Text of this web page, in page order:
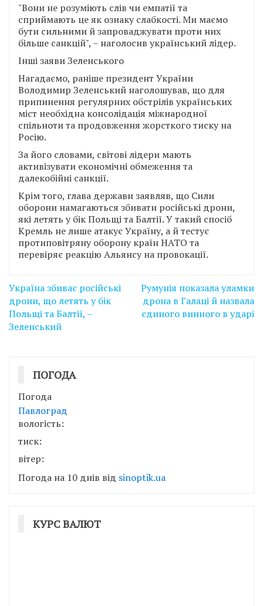
"Вони не розуміють слів чи емпатії та
сприймають це як ознаку слабкості. Ми маємо
бути сильними й запроваджувати проти них
більше санкцій", – наголосив український лідер.
Інші заяви Зеленського
Нагадаємо, раніше президент України
Володимир Зеленський наголошував, що для
припинення регулярних обстрілів українських
міст необхідна консолідація міжнародної
спільноти та продовження жорсткого тиску на
Росію.
За його словами, світові лідери мають
активізувати економічні обмеження та
далекобійні санкції.
Крім того, глава держави заявляв, що Сили
оборони намагаються збивати російські дрони,
які летять у бік Польщі та Балтії. У такий спосіб
Кремль не лише атакує Україну, а й тестує
протиповітряну оборону країн НАТО та
перевіряє реакцію Альянсу на провокації.
Навігація
записів
Україна збиває російські
дрони, що летять у бік
Польщі та Балтії, –
Зеленський
Румунія показала уламки
дрона в Галаці й назвала
єдиного винного в ударі
ПОГОДА
Погода
Павлоград
вологість:
тиск:
вітер:
Погода на 10 днів від sinoptik.ua
КУРС ВАЛЮТ